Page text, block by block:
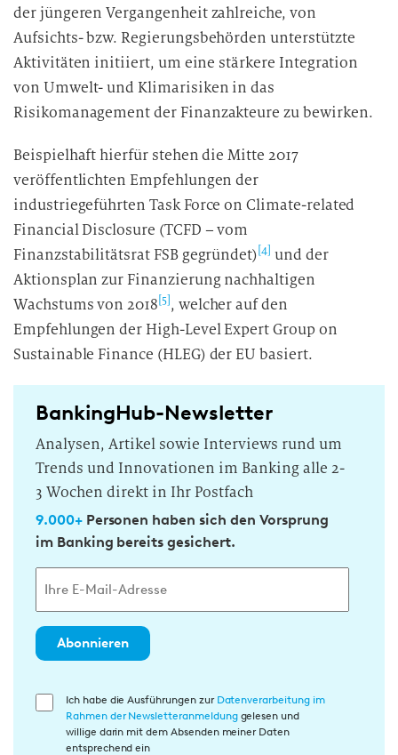
der jüngeren Vergangenheit zahlreiche, von
Aufsichts- bzw. Regierungsbehörden unterstützte
Aktivitäten initiiert, um eine stärkere Integration
von Umwelt- und Klimarisiken in das
Risikomanagement der Finanzakteure zu bewirken.
Beispielhaft hierfür stehen die Mitte 2017
veröffentlichten Empfehlungen der
industriegeführten Task Force on Climate-related
Financial Disclosure (TCFD – vom
Finanzstabilitätsrat FSB gegründet) [4] und der
Aktionsplan zur Finanzierung nachhaltigen
Wachstums von 2018 [5] , welcher auf den
Empfehlungen der High-Level Expert Group on
Sustainable Finance (HLEG) der EU basiert.
BankingHub-Newsletter
Analysen, Artikel sowie Interviews rund um
Trends und Innovationen im Banking alle 2-
3 Wochen direkt in Ihr Postfach
9.000+Personen haben sich den Vorsprung
im Banking bereits gesichert.
Abonnieren
E
Ich habe die Ausführungen zur Datenverarbeitung im
Rahmen der Newsletteranmeldunggelesen und
willige darin mit dem Absenden meiner Daten
entsprechend ein